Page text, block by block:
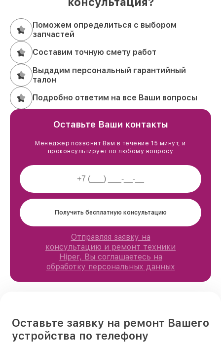
Поможем определиться с выбором
запчастей
Составим точную смету работ
Выдадим персональный гарантийный
талон
Подробно ответим на все Ваши вопросы
Оставьте Ваши контакты
Менеджер позвонит Вам в течение 15 минут, и
проконсультирует по любому вопросу
Получить бесплатную консультацию
Отправляя заявку на
консультацию и ремонт техники
Hiper, Вы соглашаетесь на
обработку персональных данных
Оставьте заявку на ремонт Вашего
устройства по телефону